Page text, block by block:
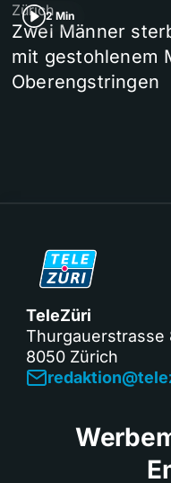
2 Min
Zürich
Zwei Männer
mit gestohlenem
Oberengstringen
TeleZüri
Thurgauerstrasse
8050 Zürich